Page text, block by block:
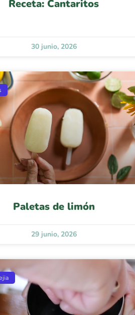
Receta: Cantaritos
30 junio, 2026
Paletas de limón
29 junio, 2026